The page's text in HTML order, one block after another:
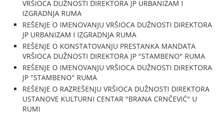
VRŠIOCA DUŽNOSTI DIREKTORA JP URBANIZAM I
IZGRADNJA RUMA
REŠENJE O IMENOVANJU VRŠIOCA DUŽNOSTI DIREKTORA
JP URBANIZAM I IZGRADNJA RUMA
REŠENJE O KONSTATOVANJU PRESTANKA MANDATA
VRŠIOCA DUŽNOSTI DIREKTORA JP "STAMBENO" RUMA
REŠENJE O IMENOVANJU VRŠIOCA DUŽNOSTI DIREKTORA
JP "STAMBENO" RUMA
REŠENJE O RAZREŠENJU VRŠIOCA DUŽNOSTI DIREKTORA
USTANOVE KULTURNI CENTAR "BRANA CRNČEVIĆ" U
RUMI